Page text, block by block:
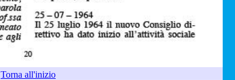
Torna all'inizio